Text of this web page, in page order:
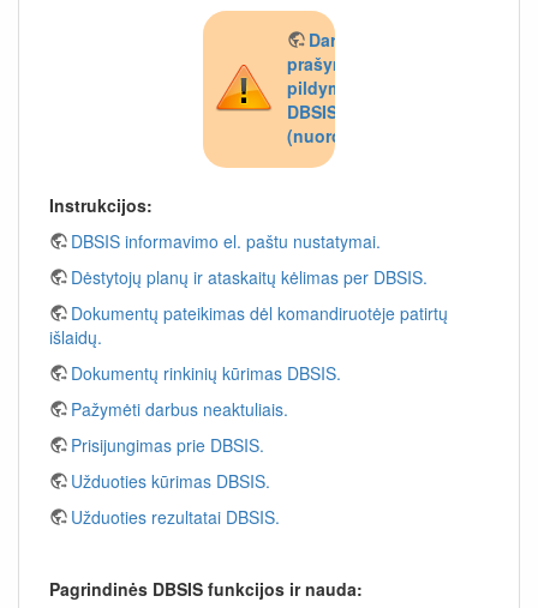
Darbuotojų
prašymų
pildymas
DBSIS
(nuoroda).
Instrukcijos:
DBSIS informavimo el. paštu nustatymai.
Dėstytojų planų ir ataskaitų kėlimas per DBSIS.
Dokumentų pateikimas dėl komandiruotėje patirtų
išlaidų.
Dokumentų rinkinių kūrimas DBSIS.
Pažymėti darbus neaktuliais.
Prisijungimas prie DBSIS.
Užduoties kūrimas DBSIS.
Užduoties rezultatai DBSIS.
Pagrindinės DBSIS funkcijos ir nauda: